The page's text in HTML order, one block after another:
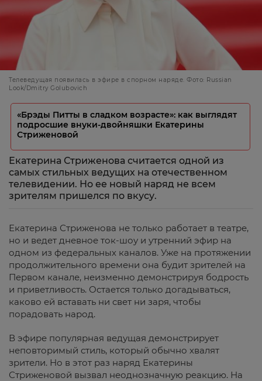
Телеведущая появилась в эфире в спорном наряде. Фото: Russian
Look/Dmitry Golubovich
«Брэды Питты в сладком возрасте»: как выглядят
подросшие внуки-двойняшки Екатерины
Стриженовой
Екатерина Стриженова считается одной из
самых стильных ведущих на отечественном
телевидении. Но ее новый наряд не всем
зрителям пришелся по вкусу.
Екатерина Стриженова не только работает в театре,
но и ведет дневное ток-шоу и утренний эфир на
одном из федеральных каналов. Уже на протяжении
продолжительного времени она будит зрителей на
Первом канале, неизменно демонстрируя бодрость
и приветливость. Остается только догадываться,
каково ей вставать ни свет ни заря, чтобы
порадовать народ.
В эфире популярная ведущая демонстрирует
неповторимый стиль, который обычно хвалят
зрители. Но в этот раз наряд Екатерины
Стриженовой вызвал неоднозначную реакцию. На